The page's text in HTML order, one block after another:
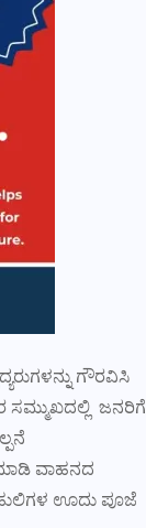
ಗೌರವಿಸಿ
ಸಮ್ಮುಖದಲ್ಲಿ ಜನರಿಗೆ
ವಾಹನದ
ಊದು ಪೂಜೆ